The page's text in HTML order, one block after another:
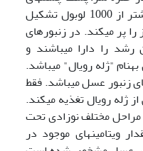
مرکب زنبور عسل می­باشند که بیشتر از 1000 لوبول تشکیل
پر می­کند. در زنبورهای
رشد را دارا می­باشند و
"ژله رویال" می­باشد.
زنبور عسل می­باشد. فقط
ژله رویال تغذیه می­کند.
مراحل مختلف نوزادی تحت
ویتامین­های­ موجود در